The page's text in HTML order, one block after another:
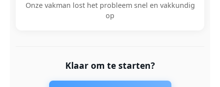
Onze vakman lost het probleem snel en vakkundig
op
Klaar om te starten?